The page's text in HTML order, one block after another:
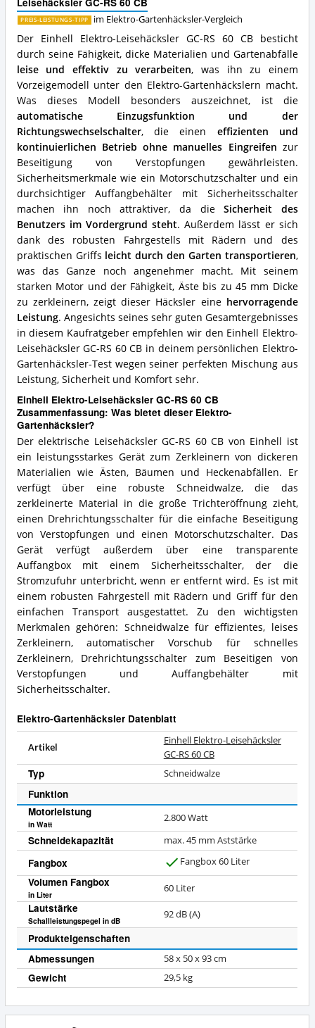
PREIS-LEISTUNGS-TIPP im Elektro-Gartenhäcksler-Vergleich
Der Einhell Elektro-Leisehäcksler GC-RS 60 CB besticht
durch seine Fähigkeit, dicke Materialien und Gartenabfälle
leise und effektiv zu verarbeiten, was ihn zu einem
Vorzeigemodell unter den Elektro-Gartenhäckslern macht.
Was dieses Modell besonders auszeichnet, ist die
automatische Einzugsfunktion und der
Richtungswechselschalter, die einen effizienten und
kontinuierlichen Betrieb ohne manuelles Eingreifen zur
Beseitigung von Verstopfungen gewährleisten.
Sicherheitsmerkmale wie ein Motorschutzschalter und ein
durchsichtiger Auffangbehälter mit Sicherheitsschalter
machen ihn noch attraktiver, da dieSicherheit des
Benutzers im Vordergrund steht. Außerdem lässt er sich
dank des robusten Fahrgestells mit Rädern und des
praktischen Griffs leicht durch den Garten transportieren,
was das Ganze noch angenehmer macht. Mit seinem
starken Motor und der Fähigkeit, Äste bis zu 45 mm Dicke
zu zerkleinern, zeigt dieser Häcksler eine hervorragende
Leistung. Angesichts seines sehr guten Gesamtergebnisses
in diesem Kaufratgeber empfehlen wir den Einhell Elektro-
Leisehäcksler GC-RS 60 CB in deinem persönlichen Elektro-
Gartenhäcksler-Test wegen seiner perfekten Mischung aus
Leistung, Sicherheit und Komfort sehr.
Einhell Elektro-Leisehäcksler GC-RS 60 CB
Zusammenfassung: Was bietet dieser Elektro-
Gartenhäcksler?
Der elektrische Leisehäcksler GC-RS 60 CB von Einhell ist
ein leistungsstarkes Gerät zum Zerkleinern von dickeren
Materialien wie Ästen, Bäumen und Heckenabfällen. Er
verfügt über eine robuste Schneidwalze, die das
zerkleinerte Material in die große Trichteröffnung zieht,
einen Drehrichtungsschalter für die einfache Beseitigung
von Verstopfungen und einen Motorschutzschalter. Das
Gerät verfügt außerdem über eine transparente
Auffangbox mit einem Sicherheitsschalter, der die
Stromzufuhr unterbricht, wenn er entfernt wird. Es ist mit
einem robusten Fahrgestell mit Rädern und Griff für den
einfachen Transport ausgestattet. Zu den wichtigsten
Merkmalen gehören: Schneidwalze für effizientes, leises
Zerkleinern, automatischer Vorschub für schnelles
Zerkleinern, Drehrichtungsschalter zum Beseitigen von
Verstopfungen und Auffangbehälter mit
Sicherheitsschalter.
Elektro-Gartenhäcksler Datenblatt
Artikel
Einhell Elektro-Leisehäcksler
GC-RS 60 CB
Typ Schneidwalze
Funktion
Motorleistung
in Watt
2.800 Watt
Schneidekapazität max. 45 mm Aststärke
Fangbox Fangbox 60 Liter
Volumen Fangbox
in Liter
60 Liter
Lautstärke
Schallleistungspegel in dB
92 dB (A)
Produkteigenschaften
Abmessungen
58 x 50 x 93 cm
Gewicht 29,5 kg
60
CB
Vorteile:
Was
spricht
für
diesen
Elektro-
Gartenhäcksler?